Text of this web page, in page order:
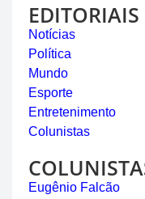
EDITORIAIS
Notícias
Política
Mundo
Esporte
Entretenimento
Colunistas
Eugênio Falcão